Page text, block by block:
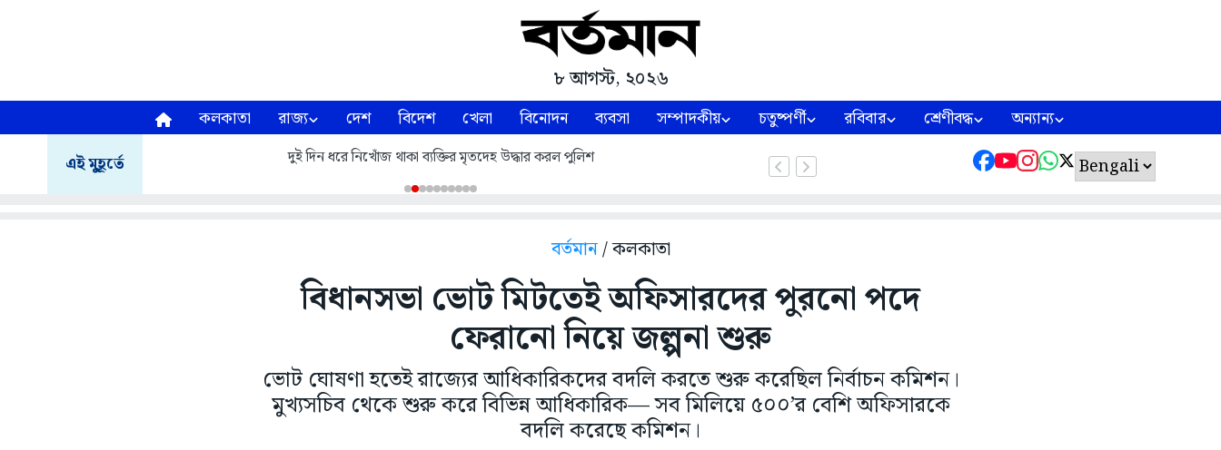
৮ আগস্ট, ২০২৬
কলকাতা রাজ্য দেশ বিদেশ খেলা বিনোদন ব্যবসা সম্পাদকীয় চতুষ্পর্ণী রবিবার শ্রেণীবদ্ধ অন্যান্য
এই মুহূর্তে দুই দিন ধরে নিখোঁজ থাকা ব্যক্তির মৃতদেহ উদ্ধার করল পুলিশ
বর্তমান/ কলকাতা
বিধানসভা ভোট মিটতেই অফিসারদের পুরনো পদে
ফেরানো নিয়ে জল্পনা শুরু
ভোট ঘোষণা হতেই রাজ্যের আধিকারিকদের বদলি করতে শুরু করেছিল নির্বাচন কমিশন।
মুখ্যসচিব থেকে শুরু করে বিভিন্ন আধিকারিক— সব মিলিয়ে ৫০০’র বেশি অফিসারকে
বদলি করেছে কমিশন।